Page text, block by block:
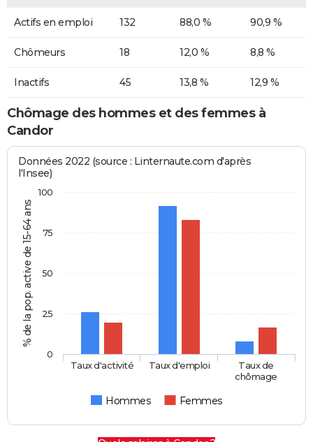
Actifs en emploi 132 88,0 % 90,9 %
Chômeurs 18 12,0 % 8,8 %
Inactifs 45 13,8 % 12,9 %
Chômage des hommes et des femmes à
Candor
% de la pop. active de 15-64 ans
Données 2022 (source : Linternaute.com d'après
l'Insee)
Hommes Femmes
Taux d'activité Taux d'emploi
Taux de
chômage
0
25
50
75
100